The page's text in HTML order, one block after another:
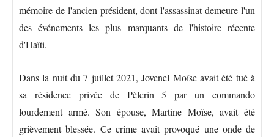
mémoire de l'ancien président, dont l'assassinat demeure l'un
des événements les plus marquants de l'histoire récente
d'Haïti.
Dans la nuit du 7 juillet 2021, Jovenel Moïse avait été tué à
sa résidence privée de Pèlerin 5 par un commando
lourdement armé. Son épouse, Martine Moïse, avait été
grièvement blessée. Ce crime avait provoqué une onde de